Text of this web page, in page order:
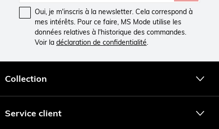
Oui, je m'inscris à la newsletter. Cela correspond à
mes intérêts. Pour ce faire, MS Mode utilise les
données relatives à l'historique des commandes.
Voir la déclaration de confidentialité.
Collection
Service client